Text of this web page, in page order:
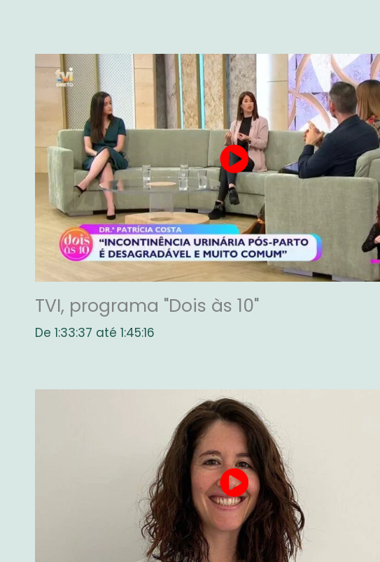
TVI, programa "Dois às 10"
De 1:33:37 até 1:45:16